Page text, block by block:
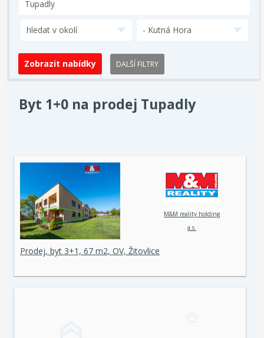
hledat v okolí - Kutná Hora
DALŠÍ FILTRY
Byt 1+0 na prodej Tupadly
M&M reality holding
a.s.
Prodej, byt 3+1, 67 m2, OV, Žitovlice